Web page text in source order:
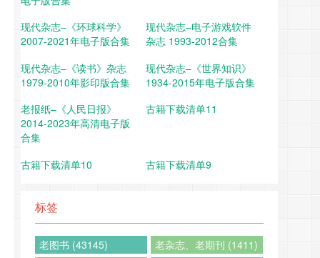
现代杂志–《环球科学》
2007-2021年电子版合集
现代杂志–电子游戏软件
杂志 1993-2012合集
现代杂志–《读书》杂志
1979-2010年影印版合集
现代杂志–《世界知识》
1934-2015年电子版合集
老报纸–《人民日报》
2014-2023年高清电子版
合集
古籍下载清单11
古籍下载清单10 古籍下载清单9
标签
老图书 (43145)
老杂志、老期刊 (1411)